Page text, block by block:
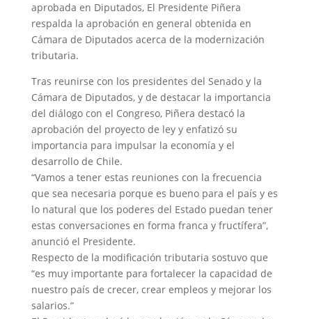
aprobada en Diputados, El Presidente Piñera
respalda la aprobación en general obtenida en
Cámara de Diputados acerca de la modernización
tributaria.
Tras reunirse con los presidentes del Senado y la
Cámara de Diputados, y de destacar la importancia
del diálogo con el Congreso, Piñera destacó la
aprobación del proyecto de ley y enfatizó su
importancia para impulsar la economía y el
desarrollo de Chile.
“Vamos a tener estas reuniones con la frecuencia
que sea necesaria porque es bueno para el país y es
lo natural que los poderes del Estado puedan tener
estas conversaciones en forma franca y fructífera”,
anunció el Presidente.
Respecto de la modificación tributaria sostuvo que
“es muy importante para fortalecer la capacidad de
nuestro país de crecer, crear empleos y mejorar los
salarios.”